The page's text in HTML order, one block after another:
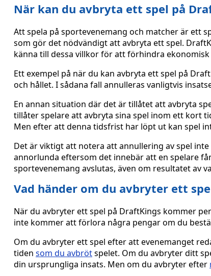
När kan du avbryta ett spel på
Att spela på sportevenemang och matcher är ett
som gör det nödvändigt att avbryta ett spel.
känna till dessa villkor för att förhindra
Ett exempel på när du kan avbryta ett spel på
och hållet. I sådana fall annulleras vanligtvis
En annan situation där det är tillåtet att avbryta
tillåter spelare att avbryta sina spel inom ett kort
Men efter att denna tidsfrist har löpt ut kan spel
Det är viktigt att notera att annullering av spel
annorlunda eftersom det innebär att en spelare
sportevenemang avslutas, även om resultatet av
Vad händer om du avbryter ett
När du avbryter ett spel på DraftKings kommer
inte kommer att förlora några pengar om du
Om du avbryter ett spel efter att evenemanget
tiden som du avbrötspelet. Om du avbryter ditt
din ursprungliga insats. Men om du avbryter efter